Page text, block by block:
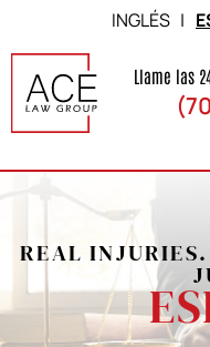
Skip
Llame las
ÁREAS DE
RESULTADOS
BLOG
INGLÉS |
REAL